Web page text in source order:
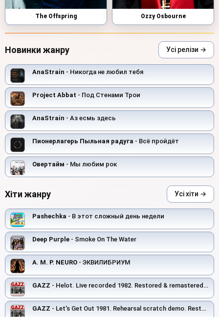
The Offspring Ozzy Osbourne
Новинки жанру Усі релізи →
AnaStrain - Никогда не любил тебя
Project Abbat - Под Стенами Трои
AnaStrain - Аз есмь здесь
Пионерлагерь Пыльная радуга - Всё пройдёт
Овертайм - Мы любим рок
Хіти жанру Усі хіти →
Pashechka - В этот сложный день недели
Deep Purple - Smoke On The Water
A. M. P. NEURO - ЭКВИЛИБРИУМ
GAZZ - Helot. Live recorded 1982. Restored & remastered 2026
GAZZ - Let's Get Out 1981. Rehearsal scratch demo. Restored and remastered 2026.